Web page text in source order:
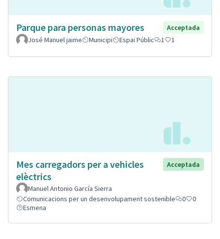
Parque para personas mayores
Acceptada
José Manuel jaime
Municipi Espai Públic 1 1
Mes carregadors per a vehicles
elèctrics
Acceptada
Manuel Antonio García Sierra
Comunicacions per un desenvolupament sostenible
0
0
Esmena